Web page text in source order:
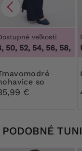
veľkosti
52, 54, 56, 58, 60,
so
€
PODOBNÉ